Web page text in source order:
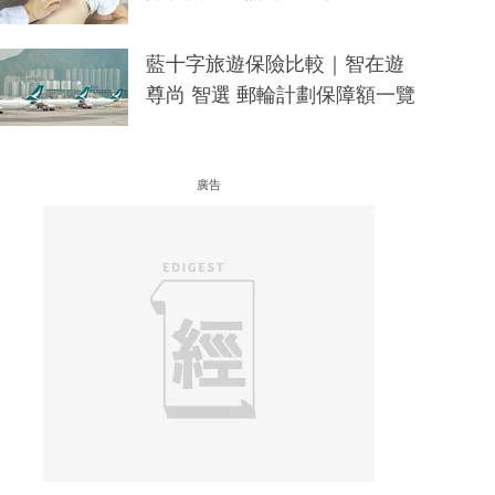
藍十字旅遊保險比較｜智在遊
尊尚 智選 郵輪計劃保障額一覽
廣告